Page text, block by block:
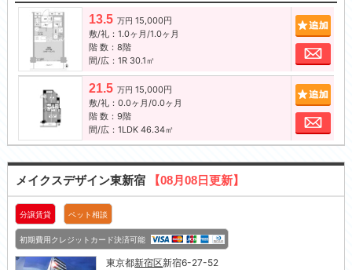
13.5 万円 15,000円
敷/礼：1.0ヶ月/1.0ヶ月
階 数：8階
間/広：1R 30.1㎡
お
21.5 万円 15,000円
敷/礼：0.0ヶ月/0.0ヶ月
階 数：9階
間/広：1LDK 46.34㎡
お
メイクスデザイン東新宿 【08月08日更新】
分譲賃貸 ペット相談
初期費用クレジットカード決済可能
東京都新宿区新宿6-27-52